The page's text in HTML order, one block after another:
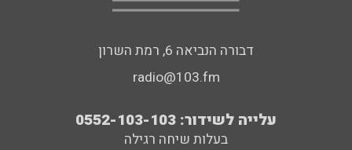
דבורה הנביאה 6, רמת השרון
radio@103.fm
עלייה לשידור: 0552-103-103
בעלות שיחה רגילה